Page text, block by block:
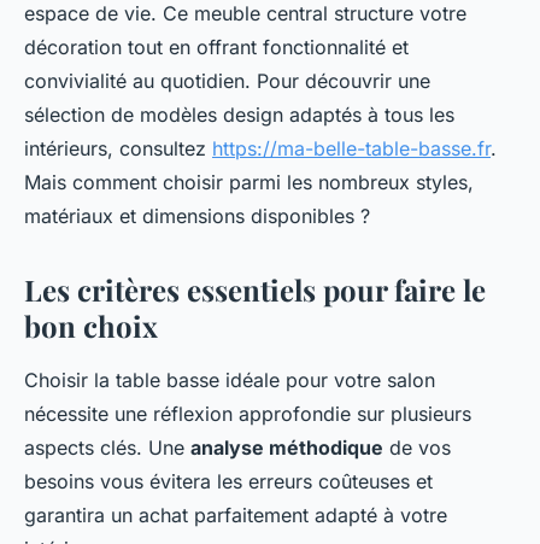
espace de vie. Ce meuble central structure votre
décoration tout en offrant fonctionnalité et
convivialité au quotidien. Pour découvrir une
sélection de modèles design adaptés à tous les
intérieurs, consultez https://ma-belle-table-basse.fr.
Mais comment choisir parmi les nombreux styles,
matériaux et dimensions disponibles ?
Les critères essentiels pour faire le
bon choix
Choisir la table basse idéale pour votre salon
nécessite une réflexion approfondie sur plusieurs
aspects clés. Une analyse méthodique de vos
besoins vous évitera les erreurs coûteuses et
garantira un achat parfaitement adapté à votre